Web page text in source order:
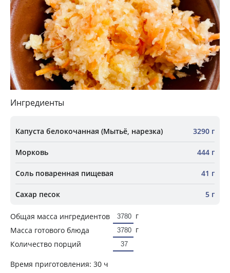
Ингредиенты
Капуста белокочанная (Мытьё, нарезка) 3290 г
Морковь 444 г
Соль поваренная пищевая 41 г
Сахар песок 5 г
Общая масса ингредиентов
г
Масса готового блюда
г
Количество порций
Время приготовления: 30 ч